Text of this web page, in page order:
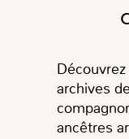
archives
ancêtres